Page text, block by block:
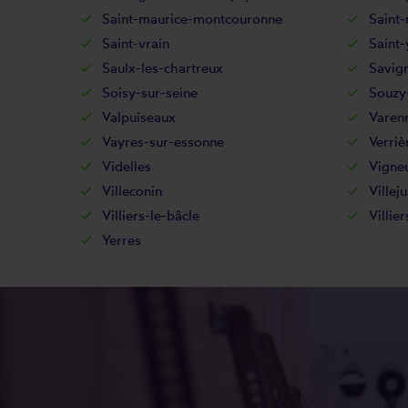
Saint-maurice-montcouronne
Saint-vrain
Saulx-les-chartreux
Soisy-sur-seine
Valpuiseaux
Vayres-sur-essonne
Videlles
Villeconin
Villiers-le-bâcle
Yerres